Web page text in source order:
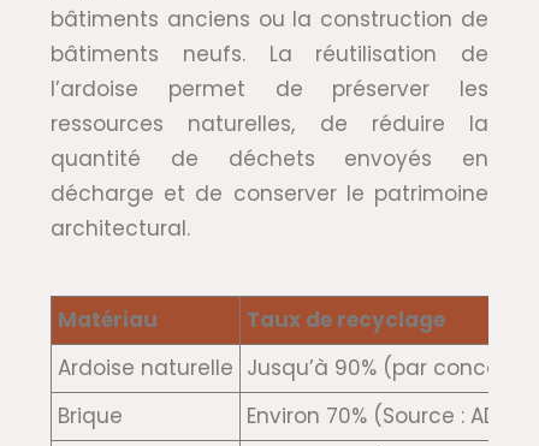
bâtiments anciens ou la construction de
bâtiments neufs. La réutilisation de
l’ardoise permet de préserver les
ressources naturelles, de réduire la
quantité de déchets envoyés en
décharge et de conserver le patrimoine
architectural.
Matériau
Taux de recyclage
Ardoise naturelle Jusqu’à 90% (par
Brique
Environ 70% (Source :